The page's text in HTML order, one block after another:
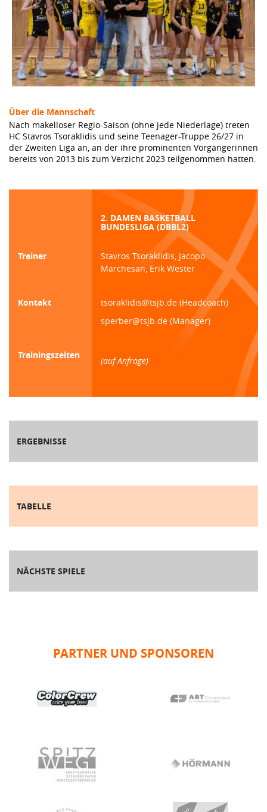
Über die Mannschaft
Nach makelloser Regio-Saison (ohne jede Niederlage) treten
HC Stavros Tsoraklidis und seine Teenager-Truppe 26/27 in
der Zweiten Liga an, an der ihre prominenten Vorgängerinnen
bereits von 2013 bis zum Verzicht 2023 teilgenommen hatten.
2. DAMEN BASKETBALL
BUNDESLIGA (DBBL2)
Trainer
Stavros Tsoraklidis, Jacopo
Marchesan, Erik Wester
Kontakt
tsoraklidis@tsjb.de (Headcoach)
sperber@tsjb.de (Manager)
Trainingszeiten
(auf Anfrage)
ERGEBNISSE
TABELLE
NÄCHSTE SPIELE
PARTNER UND SPONSOREN